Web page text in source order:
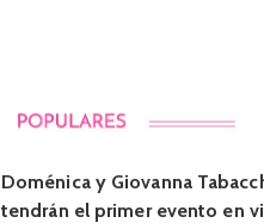
Doménica y Giovanna
tendrán el primer evento en